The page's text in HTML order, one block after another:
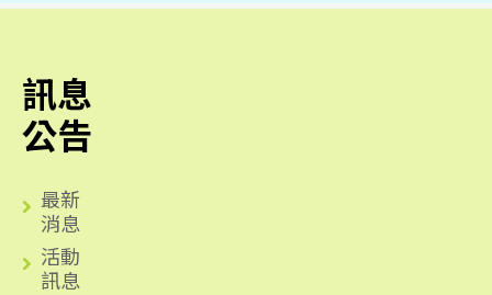
訊息
公告
最新
消息
活動
訊息